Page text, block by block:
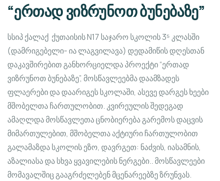
“ერთად ვიზრუნოთ ბუნებაზე”
სსიპ ქალაქ ქუთაისის N17 საჯარო სკოლის 3⁵ კლასში
(დამრიგებელი- ია ლაგვილავა) დედამიწის დღესთან
დაკავშირებით განხორციელდა პროექტი “ერთად
ვიზრუნოთ ბუნებაზე”, მოსწავლეებმა დაამზადეს
ფლაერები და დაარიგეს სკოლაში, ასევე დარგეს ხეები
მშობელთა ჩართულობით. კვირეულის შედეგად
ამაღლდა მოსწავლეთა ცნობიერება გარემოს დაცვის
მიმართულებით, მშობელთა აქტიური ჩართულობით
გალამაზდა სკოლის ეზო, დავრგეთ: ნაძვის, იასამნის,
აზალიასა და სხვა ყვავილების ნერგები.. მოსწავლეები
მომავალშიც გააგრძელებენ მცენარეებზე ზრუნვას.